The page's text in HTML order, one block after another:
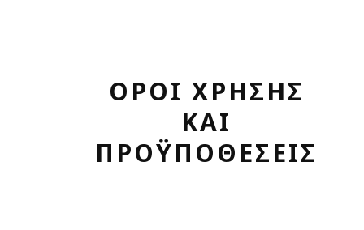
ΟΡΟΙ ΧΡΗΣΗΣ
ΚΑΙ
ΠΡΟΫΠΟΘΕΣΕΙΣ